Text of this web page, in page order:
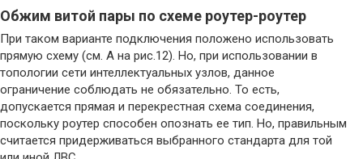
Обжим витой пары по схеме роутер-роутер
При таком варианте подключения положено использовать
прямую схему (см. А на рис.12). Но, при использовании в
топологии сети интеллектуальных узлов, данное
ограничение соблюдать не обязательно. То есть,
допускается прямая и перекрестная схема соединения,
поскольку роутер способен опознать ее тип. Но, правильным
считается придерживаться выбранного стандарта для той